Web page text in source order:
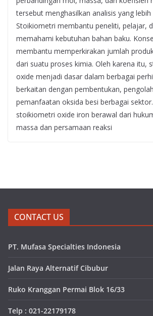
tersebut menghasilkan analisis yang lebih
Stoikiometri membantu peneliti, pelajar,
memahami kebutuhan bahan baku.
membantu memperkirakan jumlah
dari suatu proses kimia. Oleh karena itu,
oxide menjadi dasar dalam berbagai
berkaitan dengan pembentukan,
pemanfaatan oksida besi berbagai
stoikiometri oxide iron berawal dari
massa dan persamaan reaksi
CONTACT US
PT. Mufasa Specialties Indonesia
Jalan Raya Alternatif Cibubur
Ruko Kranggan Permai Blok 16/33
Telp : 021-22179178